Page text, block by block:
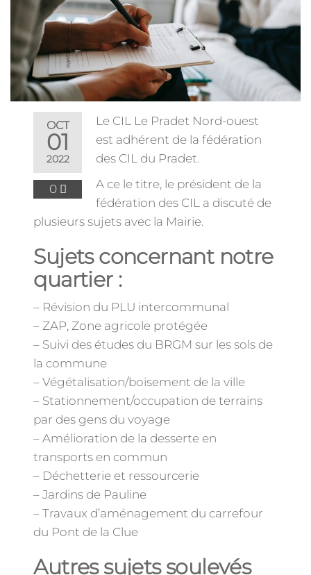
OCT
01
2022
0
Le CIL Le Pradet Nord-ouest
est adhérent de la fédération
des CIL du Pradet.
A ce le titre, le président de la
fédération des CIL a discuté de
plusieurs sujets avec la Mairie.
Sujets concernant notre
quartier :
– Révision du PLU intercommunal
– ZAP, Zone agricole protégée
– Suivi des études du BRGM sur les sols de
la commune
– Végétalisation/boisement de la ville
– Stationnement/occupation de terrains
par des gens du voyage
– Amélioration de la desserte en
transports en commun
– Déchetterie et ressourcerie
– Jardins de Pauline
– Travaux d’aménagement du carrefour
du Pont de la Clue
Autres sujets soulevés